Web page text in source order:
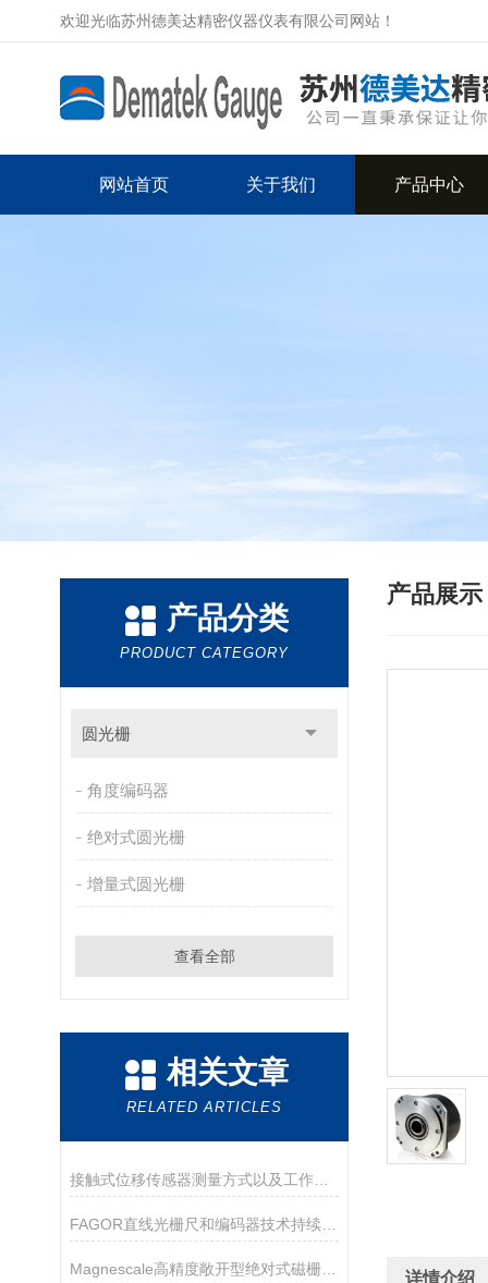
欢迎光临苏州德美达精密仪器仪表有限公司网站！
网站首页 关于我们 产品中心
产品分类
PRODUCT CATEGORY
圆光栅
角度编码器
绝对式圆光栅
增量式圆光栅
查看全部
相关文章
RELATED ARTICLES
接触式位移传感器测量方式以及工作原理
FAGOR直线光栅尺和编码器技术持续创新及生产工艺
Magnescale高精度敞开型绝对式磁栅尺特征及亮点
产品展示
详情介绍